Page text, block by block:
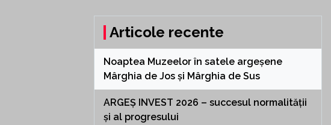
Articole recente
Noaptea Muzeelor în satele argeșene
Mârghia de Jos și Mârghia de Sus
ARGEȘ INVEST 2026 – succesul normalității
și al progresului